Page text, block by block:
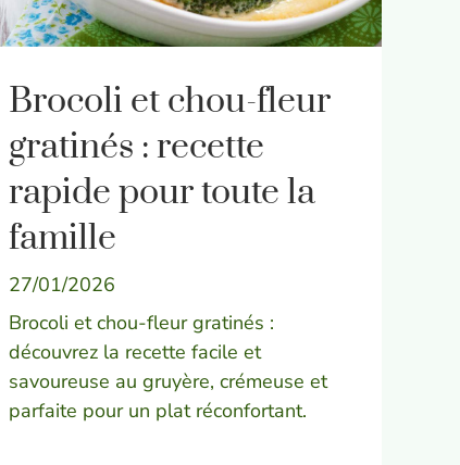
Brocoli et chou-fleur
gratinés : recette
rapide pour toute la
famille
27/01/2026
Brocoli et chou-fleur gratinés :
découvrez la recette facile et
savoureuse au gruyère, crémeuse et
parfaite pour un plat réconfortant.